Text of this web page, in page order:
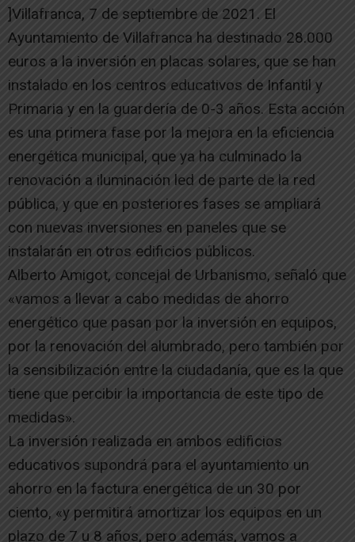
]Villafranca, 7 de septiembre de 2021. El
Ayuntamiento de Villafranca ha destinado 28.000
euros a la inversión en placas solares, que se han
instalado en los centros educativos de Infantil y
Primaria y en la guardería de 0-3 años. Esta acción
es una primera fase por la mejora en la eficiencia
energética municipal, que ya ha culminado la
renovación a iluminación led de parte de la red
pública, y que en posteriores fases se ampliará
con nuevas inversiones en paneles que se
instalarán en otros edificios públicos.
Alberto Amigot, concejal de Urbanismo, señaló que
«vamos a llevar a cabo medidas de ahorro
energético que pasan por la inversión en equipos,
por la renovación del alumbrado, pero también por
la sensibilización entre la ciudadanía, que es la que
tiene que percibir la importancia de este tipo de
medidas».
La inversión realizada en ambos edificios
educativos supondrá para el ayuntamiento un
ahorro en la factura energética de un 30 por
ciento, «y permitirá amortizar los equipos en un
plazo de 7 u 8 años, pero además, vamos a